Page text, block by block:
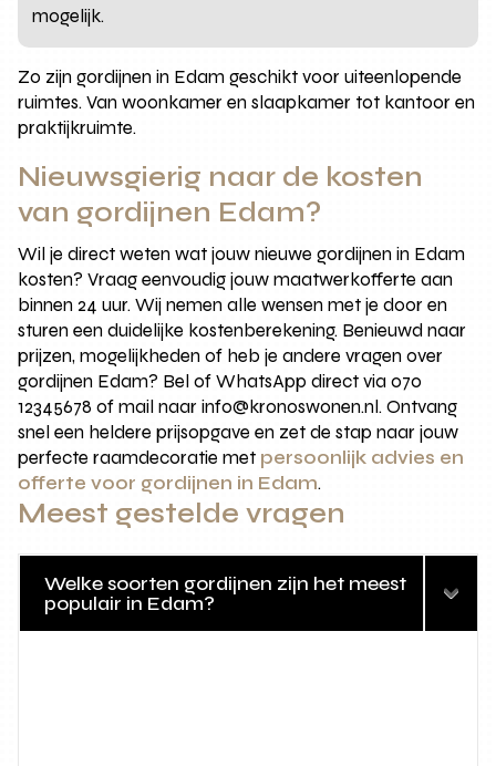
mogelijk.
Zo zijn gordijnen in Edam geschikt voor uiteenlopende
ruimtes. Van woonkamer en slaapkamer tot kantoor en
praktijkruimte.
Nieuwsgierig naar de kosten
van gordijnen Edam?
Wil je direct weten wat jouw nieuwe gordijnen in Edam
kosten? Vraag eenvoudig jouw maatwerkofferte aan
binnen 24 uur. Wij nemen alle wensen met je door en
sturen een duidelijke kostenberekening. Benieuwd naar
prijzen, mogelijkheden of heb je andere vragen over
gordijnen Edam? Bel of WhatsApp direct via 070
12345678 of mail naar info@kronoswonen.nl. Ontvang
snel een heldere prijsopgave en zet de stap naar jouw
perfecte raamdecoratie met persoonlijk advies en
offerte voor gordijnen in Edam.
Meest gestelde vragen
Welke soorten gordijnen zijn het meest
populair in Edam?